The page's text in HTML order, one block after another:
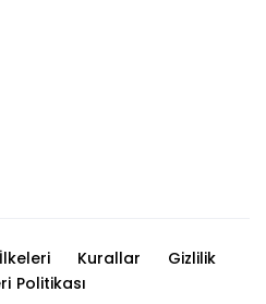
Kurallar
Gizlilik
Politikası